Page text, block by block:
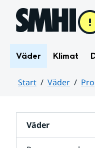
Hoppa till sidans innehåll
Väder Klimat
Start Väder
Väder